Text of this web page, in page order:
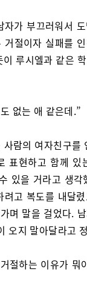
자가 부끄러워서
절이자 실패를
루시엘과 같은
없는 애 같은데.”
람의 여자친구를
표현하고 함께 있
있을 거라고 생
려고 복도를 내달
며 말을 걸었다.
오지 말아달라고
절하는 이유가 뭐